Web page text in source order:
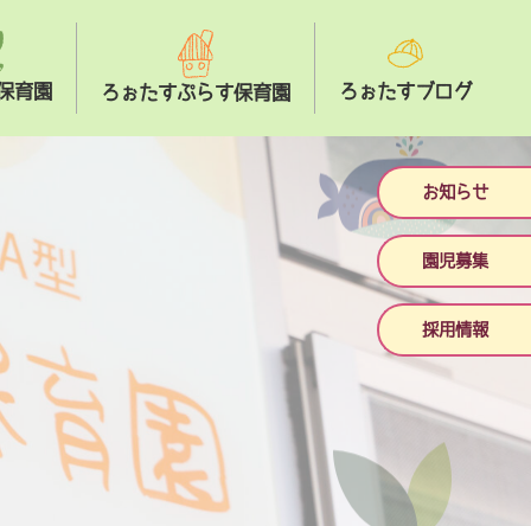
お知らせ
園児募集
採用情報
育園 ろぉたすぷらす保育園 ろぉたすブログ